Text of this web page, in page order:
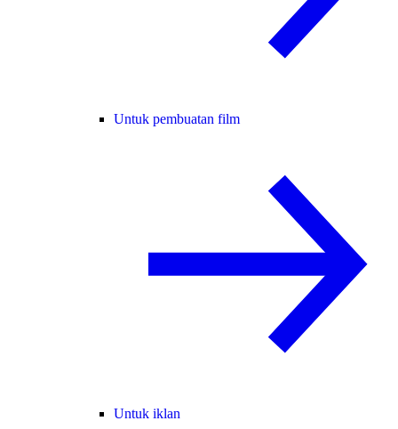
Untuk pembuatan film
Untuk iklan